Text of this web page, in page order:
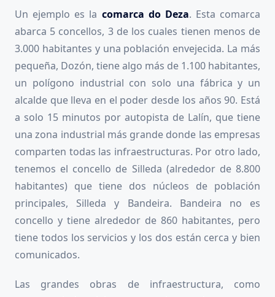
Un ejemplo es la comarca do Deza. Esta comarca
abarca 5 concellos, 3 de los cuales tienen menos de
3.000 habitantes y una población envejecida. La más
pequeña, Dozón, tiene algo más de 1.100 habitantes,
un polígono industrial con solo una fábrica y un
alcalde que lleva en el poder desde los años 90. Está
a solo 15 minutos por autopista de Lalín, que tiene
una zona industrial más grande donde las empresas
comparten todas las infraestructuras. Por otro lado,
tenemos el concello de Silleda (alrededor de 8.800
habitantes) que tiene dos núcleos de población
principales, Silleda y Bandeira. Bandeira no es
concello y tiene alrededor de 860 habitantes, pero
tiene todos los servicios y los dos están cerca y bien
comunicados.
Las grandes obras de infraestructura, como